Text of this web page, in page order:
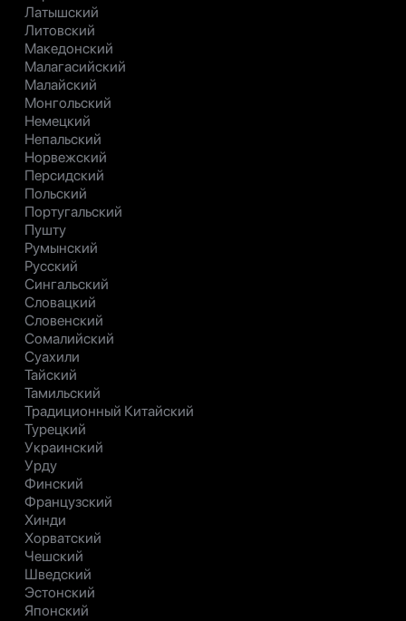
Латышский
Литовский
Македонский
Малагасийский
Малайский
Монгольский
Немецкий
Непальский
Норвежский
Персидский
Польский
Португальский
Пушту
Румынский
Русский
Сингальский
Словацкий
Словенский
Сомалийский
Суахили
Тайский
Тамильский
Традиционный Китайский
Турецкий
Украинский
Урду
Финский
Французский
Хинди
Хорватский
Чешский
Шведский
Эстонский
Японский